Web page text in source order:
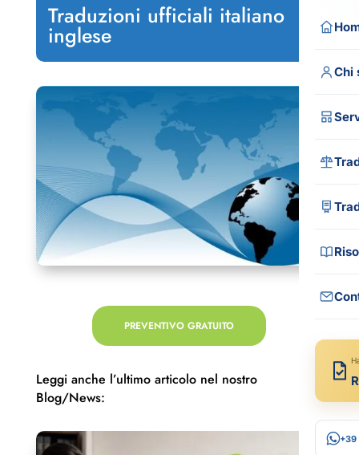
Chi
+39
Traduzioni ufficiali italiano
inglese
PREVENTIVO GRATUITO
Leggi anche l’ultimo articolo nel nostro
Blog/News: